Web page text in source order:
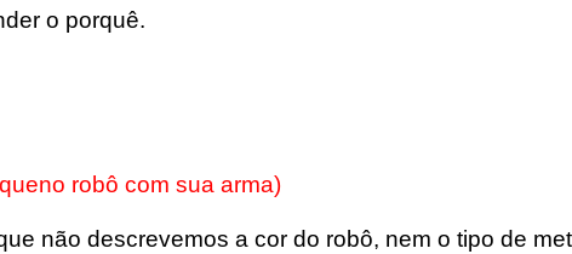
o porquê.
robô com sua arma)
não descrevemos a cor do robô, nem o tipo de